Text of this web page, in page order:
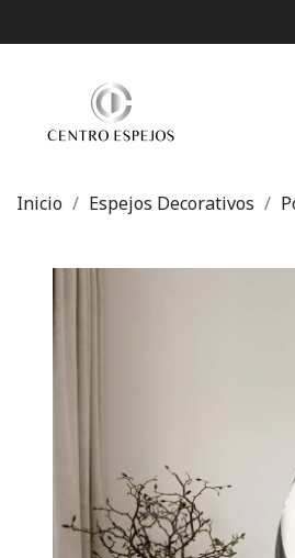
Inicio Espejos Decorativos